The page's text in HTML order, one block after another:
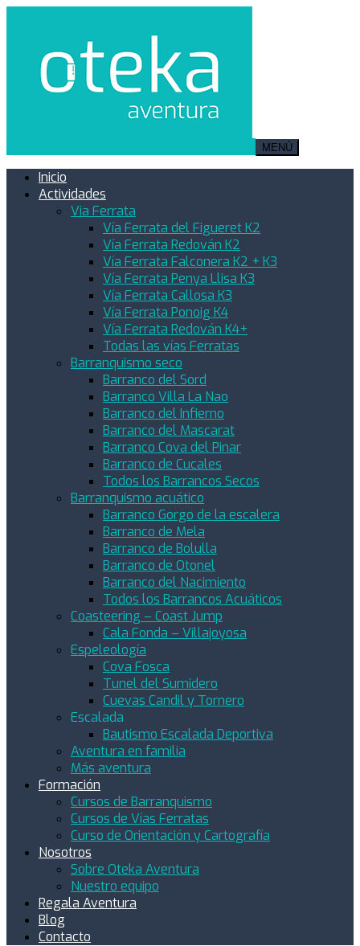
MENÚ
Inicio
Actividades
Via Ferrata
Vía Ferrata del Figueret K2
Vía Ferrata Redován K2
Vía Ferrata Falconera K2 + K3
Vía Ferrata Penya Llisa K3
Vía Ferrata Callosa K3
Vía Ferrata Ponoig K4
Vía Ferrata Redován K4+
Todas las vías Ferratas
Barranquismo seco
Barranco del Sord
Barranco Villa La Nao
Barranco del Infierno
Barranco del Mascarat
Barranco Cova del Pinar
Barranco de Cucales
Todos los Barrancos Secos
Barranquismo acuático
Barranco Gorgo de la escalera
Barranco de Mela
Barranco de Bolulla
Barranco de Otonel
Barranco del Nacimiento
Todos los Barrancos Acuáticos
Coasteering – Coast Jump
Cala Fonda – Villajoyosa
Espeleología
Cova Fosca
Tunel del Sumidero
Cuevas Candil y Tornero
Escalada
Bautismo Escalada Deportiva
Aventura en familia
Más aventura
Formación
Cursos de Barranquismo
Cursos de Vías Ferratas
Curso de Orientación y Cartografía
Nosotros
Sobre Oteka Aventura
Nuestro equipo
Regala Aventura
Blog
Contacto